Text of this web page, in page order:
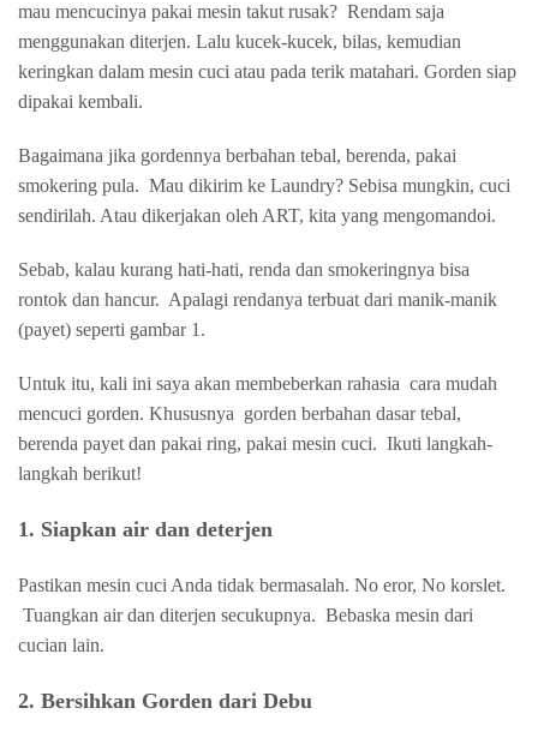
mau mencucinya pakai mesin takut rusak? Rendam saja
menggunakan diterjen. Lalu kucek-kucek, bilas, kemudian
keringkan dalam mesin cuci atau pada terik matahari. Gorden siap
dipakai kembali.
Bagaimana jika gordennya berbahan tebal, berenda, pakai
smokering pula. Mau dikirim ke Laundry? Sebisa mungkin, cuci
sendirilah. Atau dikerjakan oleh ART, kita yang mengomandoi.
Sebab, kalau kurang hati-hati, renda dan smokeringnya bisa
rontok dan hancur. Apalagi rendanya terbuat dari manik-manik
(payet) seperti gambar 1.
Untuk itu, kali ini saya akan membeberkan rahasia cara mudah
mencuci gorden. Khususnya gorden berbahan dasar tebal,
berenda payet dan pakai ring, pakai mesin cuci. Ikuti langkah-
langkah berikut!
1. Siapkan air dan deterjen
Pastikan mesin cuci Anda tidak bermasalah. No eror, No korslet.
Tuangkan air dan diterjen secukupnya. Bebaska mesin dari
cucian lain.
2. Bersihkan Gorden dari Debu